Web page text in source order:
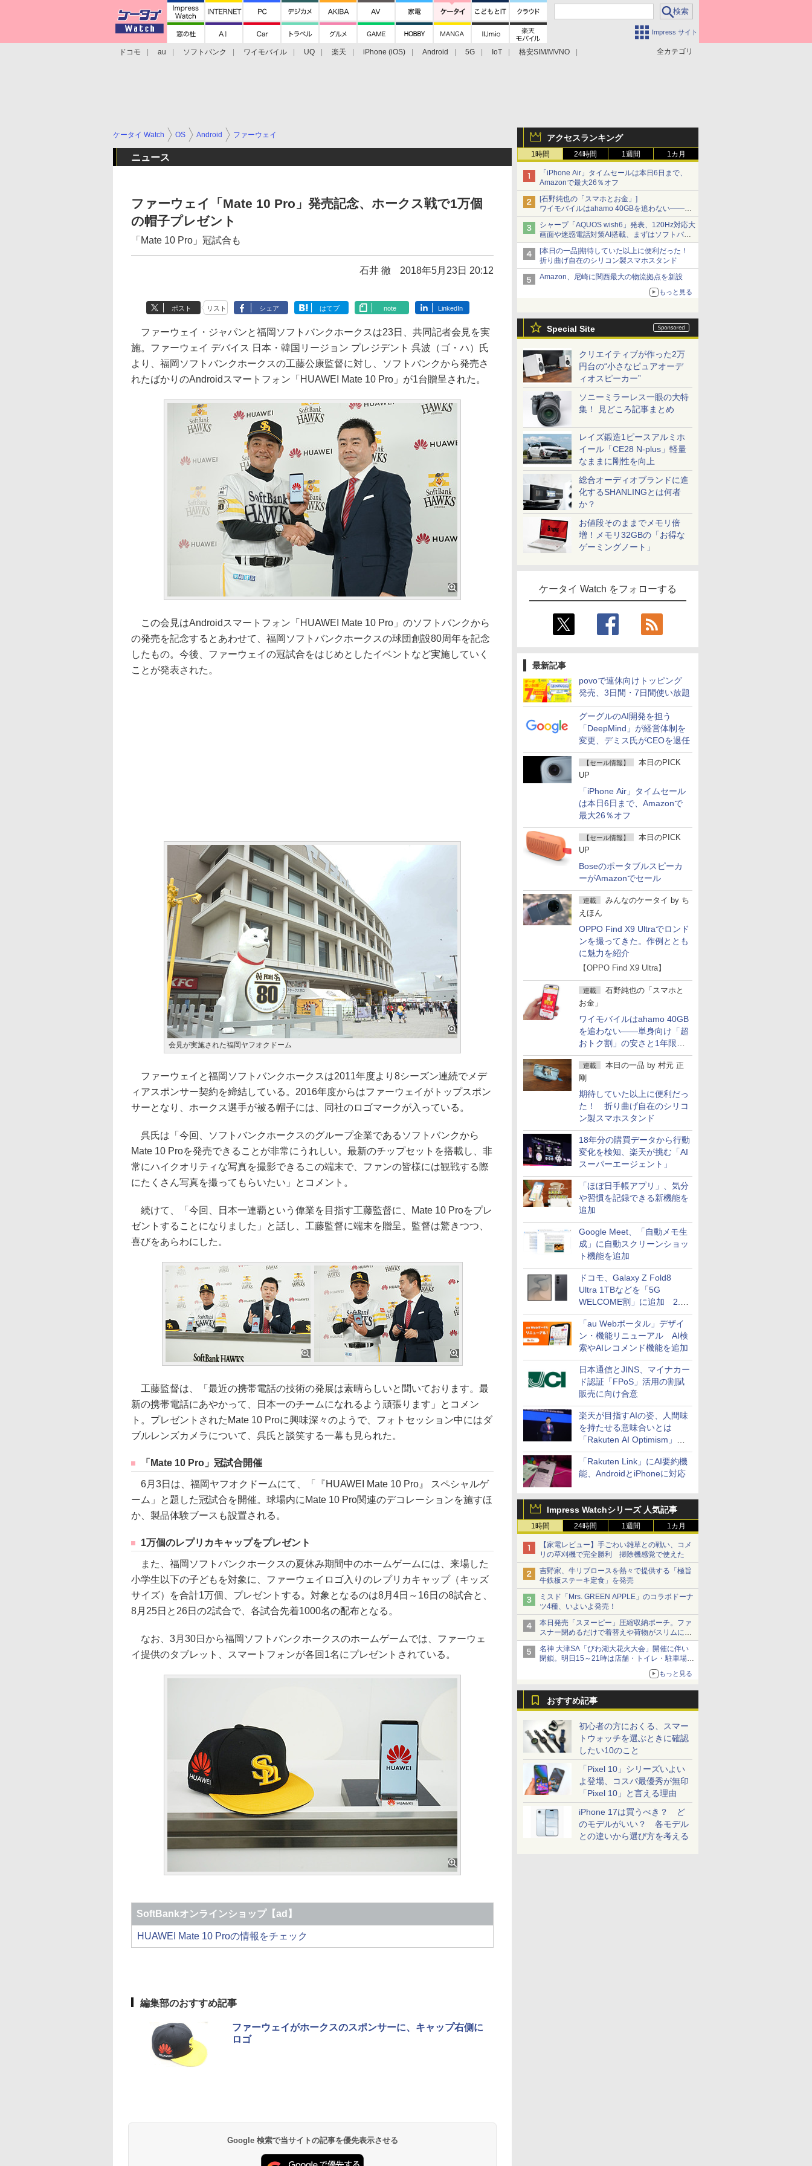
Impress サイト
全カテゴリ
ドコモ au ソフトバンク ワイモバイル UQ 楽天 iPhone (iOS) Android 5G IoT
格安SIM/MVNO
アクセスランキング
1時間 24時間 1週間 1カ月
「iPhone Air」タイムセールは本日6日まで、
Amazonで最大26％オフ
[石野純也の「スマホとお金」]
ワイモバイルはahamo 40GBを追わない――単
身向け「超おトク割」の安さと1年限定の注意
点
シャープ「AQUOS wish6」発表、120Hz対応大
画面や迷惑電話対策AI搭載、まずはソフトバン
クの法人向け
[本日の一品]期待していた以上に便利だった！
折り曲げ自在のシリコン製スマホスタンド
Amazon、尼崎に関西最大の物流拠点を新設
もっと見る
Special Site
クリエイティブが作った2万
円台の“小さなピュアオーデ
ィオスピーカー”
ソニーミラーレス一眼の大特
集！ 見どころ記事まとめ
レイズ鍛造1ピースアルミホ
イール「CE28 N-plus」軽量
なままに剛性を向上
総合オーディオブランドに進
化するSHANLINGとは何者
か？
お値段そのままでメモリ倍
増！メモリ32GBの「お得な
ゲーミングノート」
ケータイ Watch をフォローする
最新記事
povoで連休向けトッピング
発売、3日間・7日間使い放題
グーグルのAI開発を担う
「DeepMind」が経営体制を
変更、デミス氏がCEOを退任
【セール情報】
本日のPICK
UP
「iPhone Air」タイムセール
は本日6日まで、Amazonで
最大26％オフ
【セール情報】
本日のPICK
UP
Boseのポータブルスピーカ
ーがAmazonでセール
連載 みんなのケータイ by ち
えほん
OPPO Find X9 Ultraでロンド
ンを撮ってきた。作例ととも
に魅力を紹介
【OPPO Find X9 Ultra】
連載
石野純也の「スマホと
お金」
ワイモバイルはahamo 40GB
を追わない――単身向け「超
おトク割」の安さと1年限定
の注意点
連載 本日の一品 by 村元 正
剛
期待していた以上に便利だっ
た！ 折り曲げ自在のシリコ
ン製スマホスタンド
18年分の購買データから行動
変化を検知、楽天が挑む「AI
スーパーエージェント」
「ほぼ日手帳アプリ」、気分
や習慣を記録できる新機能を
追加
Google Meet、「自動メモ生
成」に自動スクリーンショッ
ト機能を追加
ドコモ、Galaxy Z Fold8
Ultra 1TBなどを「5G
WELCOME割」に追加 2.2
万円引き
「au Webポータル」デザイ
ン・機能リニューアル AI検
索やAIレコメンド機能を追加
日本通信とJINS、マイナカー
ド認証「FPoS」活用の割賦
販売に向け合意
楽天が目指すAIの姿、人間味
を持たせる意味合いとは
「Rakuten AI Optimism」三
木谷氏の基調講演
「Rakuten Link」にAI要約機
能、AndroidとiPhoneに対応
Impress Watchシリーズ 人気記事
1時間 24時間 1週間 1カ月
【家電レビュー】手ごわい雑草との戦い、コメ
リの草刈機で完全勝利 掃除機感覚で使えた
吉野家、牛リブロースを熱々で提供する「極旨
牛鉄板ステーキ定食」を発売
ミスド「Mrs. GREEN APPLE」のコラボドーナ
ツ4種、いよいよ発売！
本日発売「スヌーピー」圧縮収納ポーチ。ファ
スナー閉めるだけで着替えや荷物がスリムにま
とまる
名神 大津SA「びわ湖大花火大会」開催に伴い
閉鎖。明日15～21時は店舗・トイレ・駐車場の
もっと見る
おすすめ記事
初心者の方におくる、スマー
トウォッチを選ぶときに確認
したい10のこと
「Pixel 10」シリーズいよい
よ登場、コスパ最優秀が無印
「Pixel 10」と言える理由
iPhone 17は買うべき？ ど
のモデルがいい？ 各モデル
との違いから選び方を考える
ケータイ Watch OS Android ファーウェイ
ニュース
ファーウェイ「Mate 10 Pro」発売記念、ホークス戦で1万個
の帽子プレゼント
「Mate 10 Pro」冠試合も
石井 徹 2018年5月23日 20:12
ポスト リスト シェア はてブ note LinkedIn
ファーウェイ・ジャパンと福岡ソフトバンクホークスは23日、共同記者会見を実
施。ファーウェイ デバイス 日本・韓国リージョン プレジデント 呉波（ゴ・ハ）氏
より、福岡ソフトバンクホークスの工藤公康監督に対し、ソフトバンクから発売さ
れたばかりのAndroidスマートフォン「HUAWEI Mate 10 Pro」が1台贈呈された。
この会見はAndroidスマートフォン「HUAWEI Mate 10 Pro」のソフトバンクから
の発売を記念するとあわせて、福岡ソフトバンクホークスの球団創設80周年を記念
したもの。今後、ファーウェイの冠試合をはじめとしたイベントなど実施していく
ことが発表された。
会見が実施された福岡ヤフオクドーム
ファーウェイと福岡ソフトバンクホークスは2011年度より8シーズン連続でメデ
ィアスポンサー契約を締結している。2016年度からはファーウェイがトップスポン
サーとなり、ホークス選手が被る帽子には、同社のロゴマークが入っている。
呉氏は「今回、ソフトバンクホークスのグループ企業であるソフトバンクから
Mate 10 Proを発売できることが非常にうれしい。最新のチップセットを搭載し、非
常にハイクオリティな写真を撮影できるこの端末で、ファンの皆様には観戦する際
にたくさん写真を撮ってもらいたい」とコメント。
続けて、「今回、日本一連覇という偉業を目指す工藤監督に、Mate 10 Proをプレ
ゼントすることになりました」と話し、工藤監督に端末を贈呈。監督は驚きつつ、
喜びをあらわにした。
工藤監督は、「最近の携帯電話の技術の発展は素晴らしいと聞いております。最
新の携帯電話にあやかって、日本一のチームになれるよう頑張ります」とコメン
ト。プレゼントされたMate 10 Proに興味深々のようで、フォトセッション中にはダ
ブルレンズカメラについて、呉氏と談笑する一幕も見られた。
「Mate 10 Pro」冠試合開催
6月3日は、福岡ヤフオクドームにて、「『HUAWEI Mate 10 Pro』 スペシャルゲ
ーム」と題した冠試合を開催。球場内にMate 10 Pro関連のデコレーションを施すほ
か、製品体験ブースも設置される。
1万個のレプリカキャップをプレゼント
また、福岡ソフトバンクホークスの夏休み期間中のホームゲームには、来場した
小学生以下の子どもを対象に、ファーウェイロゴ入りのレプリカキャップ（キッズ
サイズ）を合計1万個、プレゼントする。対象となるのは8月4日～16日の8試合と、
8月25日と26日の2試合で、各試合先着1000名の配布となる。
なお、3月30日から福岡ソフトバンクホークスのホームゲームでは、ファーウェ
イ提供のタブレット、スマートフォンが各回1名にプレゼントされている。
SoftBankオンラインショップ【ad】
HUAWEI Mate 10 Proの情報をチェック
編集部のおすすめ記事
ファーウェイがホークスのスポンサーに、キャップ右側に
ロゴ
Google 検索で当サイトの記事を優先表示させる